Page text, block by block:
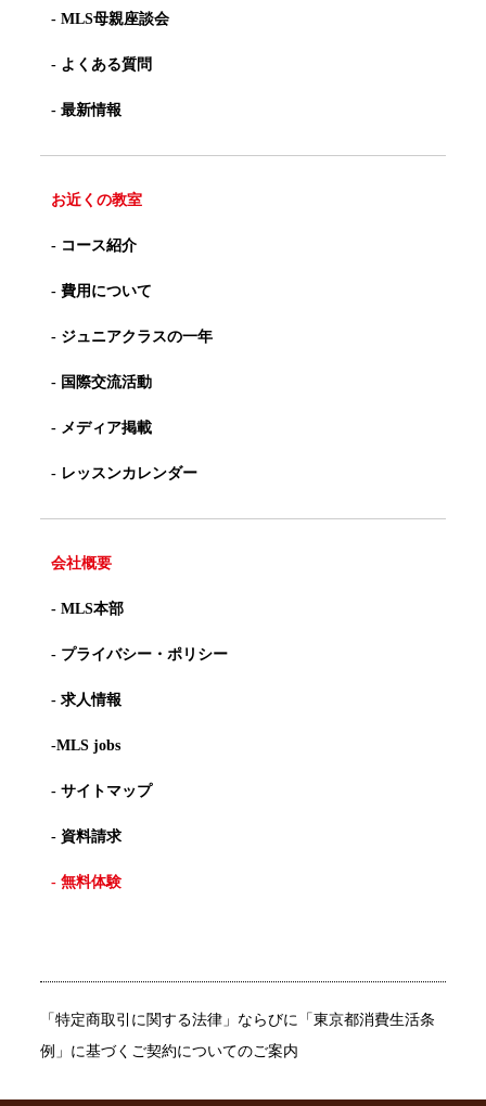
- MLS母親座談会
- よくある質問
- 最新情報
お近くの教室
- コース紹介
- 費用について
- ジュニアクラスの一年
- 国際交流活動
- メディア掲載
- レッスンカレンダー
会社概要
- MLS本部
- プライバシー・ポリシー
- 求人情報
-MLS jobs
- サイトマップ
- 資料請求
- 無料体験
「特定商取引に関する法律」ならびに「東京都消費生活条
例」に基づくご契約についてのご案内